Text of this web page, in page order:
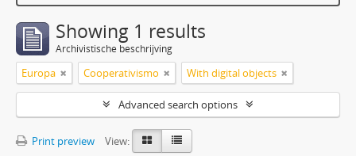
Showing 1 results
Archivistische beschrijving
Europa Cooperativismo With digital objects
Advanced search options
Print preview
View: